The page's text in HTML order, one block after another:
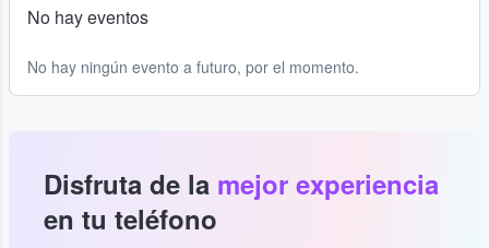
No hay eventos
No hay ningún evento a futuro, por el momento.
Disfruta de la mejor experiencia
en tu teléfono